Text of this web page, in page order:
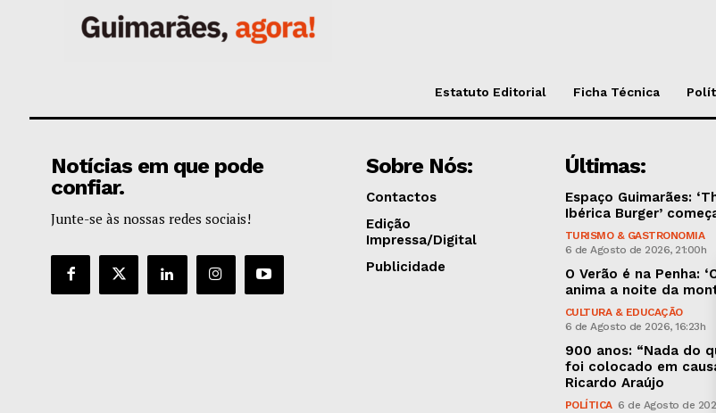
Estatuto Editorial Ficha Técnica
Notícias em que pode
confiar.
Junte-se às nossas redes sociais!
Sobre Nós:
Contactos
Edição
Impressa/Digital
Publicidade
Últimas:
Espaço Guimarães:
Ibérica Burger’
TURISMO & GASTRONOMIA
6 de Agosto de 2026, 21:00h
O Verão é na Penha:
anima a noite da
CULTURA & EDUCAÇÃO
6 de Agosto de 2026, 16:23h
900 anos: “Nada do
foi colocado em
Ricardo Araújo
POLÍTICA 6 de Agosto de